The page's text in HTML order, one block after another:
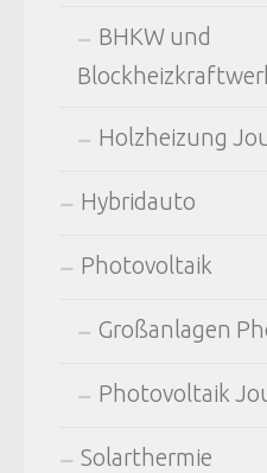
BHKW und
Holzheizung
Hybridauto
Photovoltaik
Großanlagen
Photovoltaik
Solarthermie